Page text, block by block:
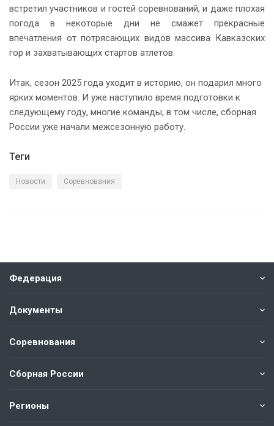
встретил участников и гостей соревнований, и даже плохая
погода в некоторые дни не смажет прекрасные
впечатления от потрясающих видов массива Кавказских
гор и захватывающих стартов атлетов.
Итак, сезон 2025 года уходит в историю, он подарил много
ярких моментов. И уже наступило время подготовки к
следующему году, многие команды, в том числе, сборная
России уже начали межсезонную работу.
Теги
Новости Соревнования
Федерация
Документы
Соревнования
Сборная России
Регионы